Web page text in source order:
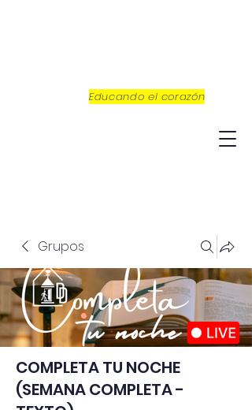
Educando el corazón
Grupos
COMPLETA TU NOCHE
(SEMANA COMPLETA -